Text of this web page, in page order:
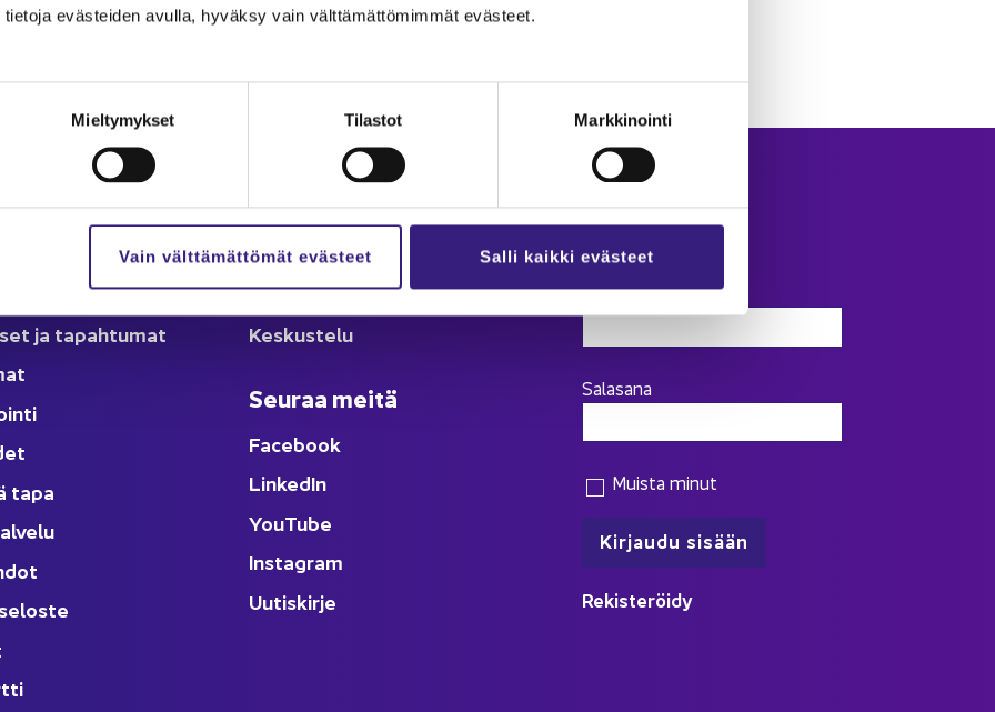
eväs­tei­den avul­la, hy­väk­sy vain vält­tä­mät­tö­mim­mät eväs­teet.
Mieltymykset Tilastot Markkinointi
Vain välttämättömät evästeet Salli kaikki evästeet
kou­lu­tus
ja ta­pah­tu­mat
tapa
Ka­na­va
Ar­tik­ke­lit
Kes­kus­te­lu
Seu­raa meitä
Face­book
Lin­ke­dIn
YouTube
Ins­ta­gram
Uu­tis­kir­je
Kir­jau­du
Käyttäjätunnus
Salasana
Muista minut
Re­kis­te­röi­dy